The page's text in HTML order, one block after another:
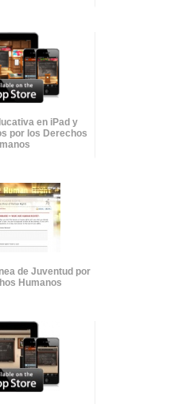
en iPad y
por los Derechos
de Juventud por
Humanos